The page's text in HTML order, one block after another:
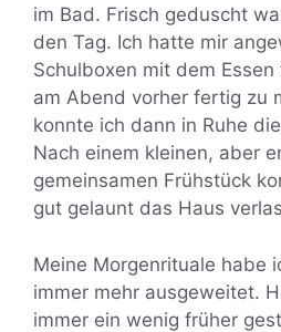
im Bad. Frisch geduscht
den Tag. Ich hatte mir
Schulboxen mit dem
am Abend vorher fertig zu
konnte ich dann in Ruhe
Nach einem kleinen, aber
gemeinsamen Frühstück
gut gelaunt das Haus
Meine Morgenrituale habe
immer mehr ausgeweitet.
immer ein wenig früher